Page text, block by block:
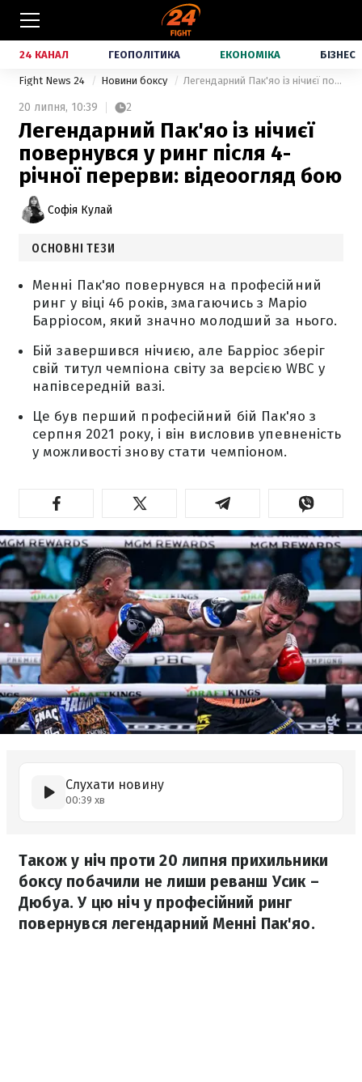
24 КАНАЛ ГЕОПОЛІТИКА ЕКОНОМІКА БІЗНЕС
Fight News 24 Новини боксу Легендарний Пак'яо із нічиєї повернувся у ринг після 4-річної перерви: відеоогляд бою
20 липня, 10:39 2
Легендарний Пак'яо із нічиєї
повернувся у ринг після 4-
річної перерви: відеоогляд бою
Софія Кулай
ОСНОВНІ ТЕЗИ
Менні Пак'яо повернувся на професійний
ринг у віці 46 років, змагаючись з Маріо
Барріосом, який значно молодший за нього.
Бій завершився нічиєю, але Барріос зберіг
свій титул чемпіона світу за версією WBC у
напівсередній вазі.
Це був перший професійний бій Пак'яо з
серпня 2021 року, і він висловив упевненість
у можливості знову стати чемпіоном.
Слухати новину
00:39 хв
Також у ніч проти 20 липня прихильники
боксу побачили не лиши реванш Усик –
Дюбуа. У цю ніч у професійний ринг
повернувся легендарний Менні Пак'яо.